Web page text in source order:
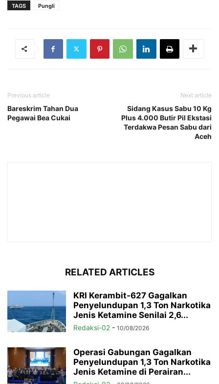
TAGS Pungli
Previous article
Bareskrim Tahan Dua
Pegawai Bea Cukai
Next article
Sidang Kasus Sabu 10 Kg
Plus 4.000 Butir Pil Ekstasi
Terdakwa Pesan Sabu dari
Aceh
RELATED ARTICLES
KRI Kerambit-627 Gagalkan
Penyelundupan 1,3 Ton Narkotika
Jenis Ketamine Senilai 2,6...
Redaksi-02 - 10/08/2026
Operasi Gabungan Gagalkan
Penyelundupan 1,3 Ton Narkotika
Jenis Ketamine di Perairan...